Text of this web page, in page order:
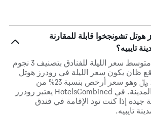
تشونجخوا قابلة للمقارنة
في مدينة تايبيه، يبلغ متوسط ​​سعر الليلة للفنادق بتصنيف 3 نجوم
ظان يكون سعر الليلة في رودرز هوتل
تشونجخوا حوالي 268 ﷼ وهو سعر أرخص بنسبة 23% من
متوسط الأسعار في المدينة. في HotelsCombined يعتبر رودرز
إذا كنت تود الإقامة في فندق